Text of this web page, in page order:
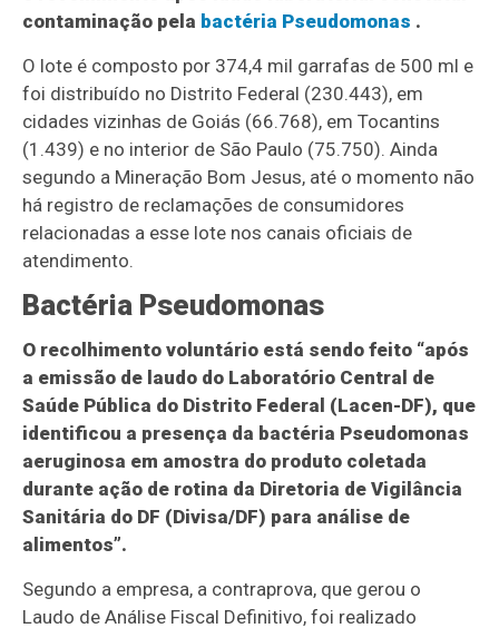
contaminação pela bactéria Pseudomonas .
O lote é composto por 374,4 mil garrafas de 500 ml e
foi distribuído no Distrito Federal (230.443), em
cidades vizinhas de Goiás (66.768), em Tocantins
(1.439) e no interior de São Paulo (75.750). Ainda
segundo a Mineração Bom Jesus, até o momento não
há registro de reclamações de consumidores
relacionadas a esse lote nos canais oficiais de
atendimento.
Bactéria Pseudomonas
O recolhimento voluntário está sendo feito “após
a emissão de laudo do Laboratório Central de
Saúde Pública do Distrito Federal (Lacen-DF), que
identificou a presença da bactéria Pseudomonas
aeruginosa em amostra do produto coletada
durante ação de rotina da Diretoria de Vigilância
Sanitária do DF (Divisa/DF) para análise de
alimentos”.
Segundo a empresa, a contraprova, que gerou o
Laudo de Análise Fiscal Definitivo, foi realizado